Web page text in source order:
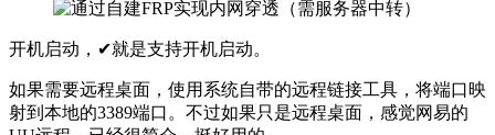
开机启动，✔就是支持开机启动。
如果需要远程桌面，使用系统自带的远程链接工具，将端口映
射到本地的3389端口。不过如果只是远程桌面，感觉网易的